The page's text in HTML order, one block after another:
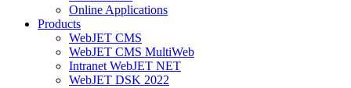
Online Applications
Products
WebJET CMS
WebJET CMS MultiWeb
Intranet WebJET NET
WebJET DSK 2022